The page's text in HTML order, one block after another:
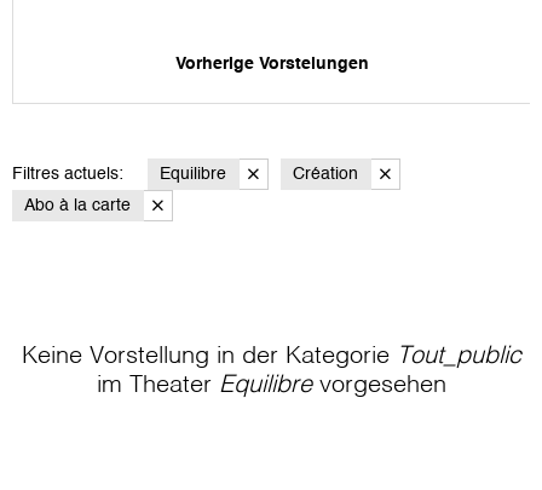
Vorherige Vorstelungen
Filtres actuels: Equilibre
Création
Abo à la carte
Keine Vorstellung in der Kategorie Tout_public
im Theater Equilibrevorgesehen